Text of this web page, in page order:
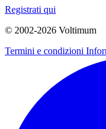
Registrati qui
© 2002-2026 Voltimum
Termini e condizioni